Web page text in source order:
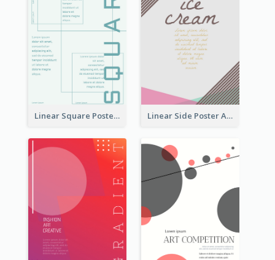
Linear Square Poster With Details Linear Side Poster About Dessert